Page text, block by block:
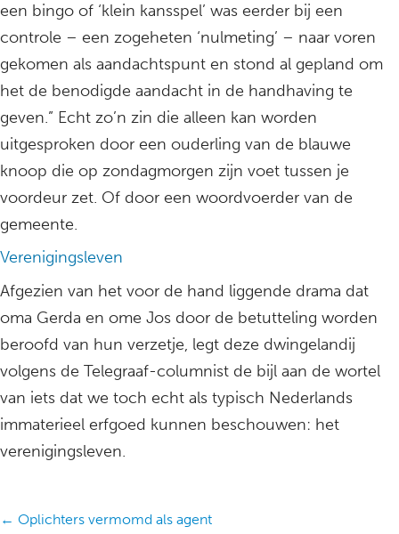
een bingo of ‘klein kansspel’ was eerder bij een
controle – een zogeheten ‘nulmeting’ – naar voren
gekomen als aandachtspunt en stond al gepland om
het de benodigde aandacht in de handhaving te
geven.” Echt zo’n zin die alleen kan worden
uitgesproken door een ouderling van de blauwe
knoop die op zondagmorgen zijn voet tussen je
voordeur zet. Of door een woordvoerder van de
gemeente.
Verenigingsleven
Afgezien van het voor de hand liggende drama dat
oma Gerda en ome Jos door de betutteling worden
beroofd van hun verzetje, legt deze dwingelandij
volgens de Telegraaf-columnist de bijl aan de wortel
van iets dat we toch echt als typisch Nederlands
immaterieel erfgoed kunnen beschouwen: het
verenigingsleven.
Posts
← Oplichters vermomd als agent